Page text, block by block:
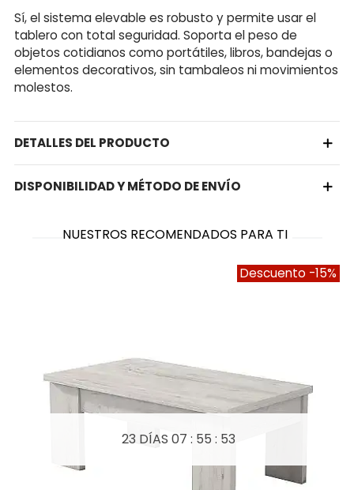
Sí, el sistema elevable es robusto y permite usar el
tablero con total seguridad. Soporta el peso de
objetos cotidianos como portátiles, libros, bandejas o
elementos decorativos, sin tambaleos ni movimientos
molestos.
DETALLES DEL PRODUCTO
DISPONIBILIDAD Y MÉTODO DE ENVÍO
NUESTROS RECOMENDADOS PARA TI
Descuento -15%
23 DÍAS 07 : 55 : 52